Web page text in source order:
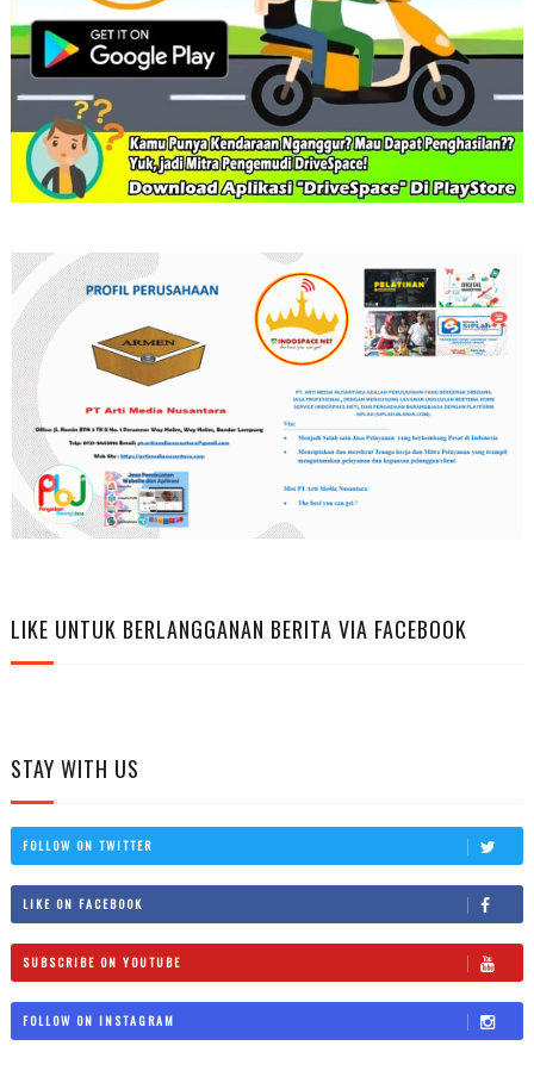
LIKE UNTUK BERLANGGANAN BERITA VIA FACEBOOK
STAY WITH US
FOLLOW ON TWITTER
LIKE ON FACEBOOK
SUBSCRIBE ON YOUTUBE
FOLLOW ON INSTAGRAM